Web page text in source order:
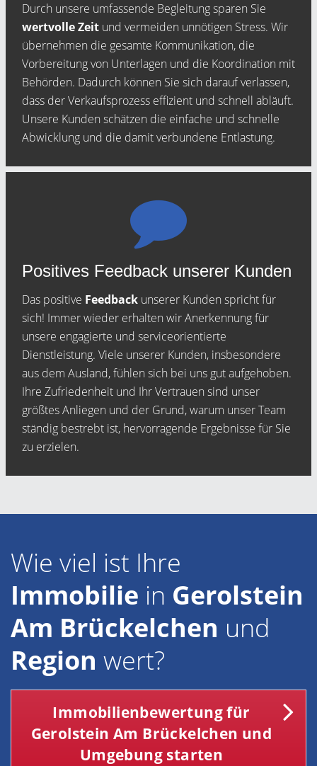
Durch unsere umfassende Begleitung sparen Sie
wertvolle Zeit und vermeiden unnötigen Stress. Wir
übernehmen die gesamte Kommunikation, die
Vorbereitung von Unterlagen und die Koordination mit
Behörden. Dadurch können Sie sich darauf verlassen,
dass der Verkaufsprozess effizient und schnell abläuft.
Unsere Kunden schätzen die einfache und schnelle
Abwicklung und die damit verbundene Entlastung.
Positives Feedback unserer Kunden
Das positive Feedback unserer Kunden spricht für
sich! Immer wieder erhalten wir Anerkennung für
unsere engagierte und serviceorientierte
Dienstleistung. Viele unserer Kunden, insbesondere
aus dem Ausland, fühlen sich bei uns gut aufgehoben.
Ihre Zufriedenheit und Ihr Vertrauen sind unser
größtes Anliegen und der Grund, warum unser Team
ständig bestrebt ist, hervorragende Ergebnisse für Sie
zu erzielen.
Wie viel ist Ihre
Immobilie in Gerolstein
Am Brückelchen und
Region wert?
Immobilienbewertung für
Gerolstein Am Brückelchen und
Umgebung starten